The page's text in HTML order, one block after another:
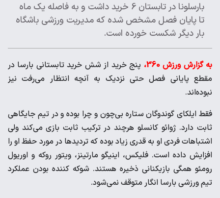
بارسلونا در تابستان 6 خرید داشت و به فاصله یک ماه
تا پایان فصل مشخص شده که مدیریت ورزشی باشگاه
بار دیگر شکست خورده است.
به گزارش ورزش 360،
پنج خرید از شش خرید تابستانی بارسا در
مقطع پایانی فصل حتی نزدیک به آنچه انتظار می‌رفت نیز
نبوده‌اند.
فقط ایلکای گوندوگان ستاره بی‌چون و چرا بوده و در تیم جایگاهی
ثابت دارد. ژوائو کانسلو هرچند در ترکیب ثابت بازی می‌کند ولی
اشتباهات فردی او به قدری زیاد بوده که تردیدها در مورد حفظ او را
افزایش داده است. فلیکس، اینیگو مارتینز، ویتور روکه و اوریول
رومئو همگی بازیکنانی ذخیره هستند. شوکه کننده بودن عملکرد
تیم ورزشی بارسا انگار متوقف نمی‌شود.